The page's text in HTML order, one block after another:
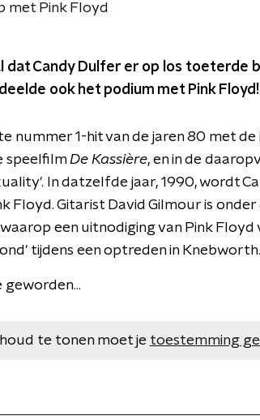
met Pink Floyd
dat Candy Dulfer er op los toeterde
ook het podium met Pink Floyd!
nummer 1-hit van de jaren 80 met
speelfilmDe Kassière, en in de
In datzelfde jaar, 1990, wordt
Floyd. Gitarist David Gilmour is
een uitnodiging van Pink
tijdens een optreden in Knebworth.
geworden...
te tonen moet je toestemming